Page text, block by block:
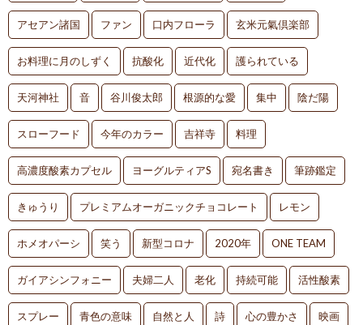
アセアン諸国 ファン 口内フローラ 玄米元氣倶楽部
お料理に月のしずく 抗酸化 近代化 護られている
天河神社 音 谷川俊太郎 根源的な愛 集中 陰だ陽
スローフード 今年のカラー 吉祥寺 料理
高濃度酸素カプセル ヨーグルティアS 宛名書き 筆跡鑑定
きゅうり プレミアムオーガニックチョコレート レモン
ホメオパーシ 笑う 新型コロナ 2020年 ONE TEAM
ガイアシンフォニー 夫婦二人 老化 持続可能 活性酸素
スプレー 青色の意味 自然と人 詩 心の豊かさ 映画